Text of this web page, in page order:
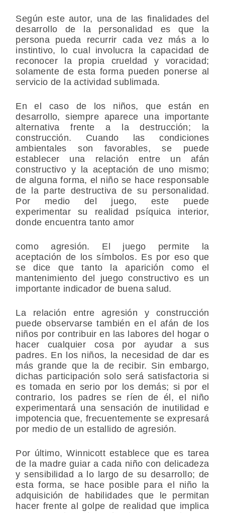
Según este autor, una de las finalidades del
desarrollo de la personalidad es que la
persona pueda recurrir cada vez más a lo
instintivo, lo cual involucra la capacidad de
reconocer la propia crueldad y voracidad;
solamente de esta forma pueden ponerse al
servicio de la actividad sublimada.
En el caso de los niños, que están en
desarrollo, siempre aparece una importante
alternativa frente a la destrucción; la
construcción. Cuando las condiciones
ambientales son favorables, se puede
establecer una relación entre un afán
constructivo y la aceptación de uno mismo;
de alguna forma, el niño se hace responsable
de la parte destructiva de su personalidad.
Por medio del juego, este puede
experimentar su realidad psíquica interior,
donde encuentra tanto amor
como agresión. El juego permite la
aceptación de los símbolos. Es por eso que
se dice que tanto la aparición como el
mantenimiento del juego constructivo es un
importante indicador de buena salud.
La relación entre agresión y construcción
puede observarse también en el afán de los
niños por contribuir en las labores del hogar o
hacer cualquier cosa por ayudar a sus
padres. En los niños, la necesidad de dar es
más grande que la de recibir. Sin embargo,
dichas participación solo será satisfactoria si
es tomada en serio por los demás; si por el
contrario, los padres se ríen de él, el niño
experimentará una sensación de inutilidad e
impotencia que, frecuentemente se expresará
por medio de un estallido de agresión.
Por último, Winnicott establece que es tarea
de la madre guiar a cada niño con delicadeza
y sensibilidad a lo largo de su desarrollo; de
esta forma, se hace posible para el niño la
adquisición de habilidades que le permitan
hacer frente al golpe de realidad que implica